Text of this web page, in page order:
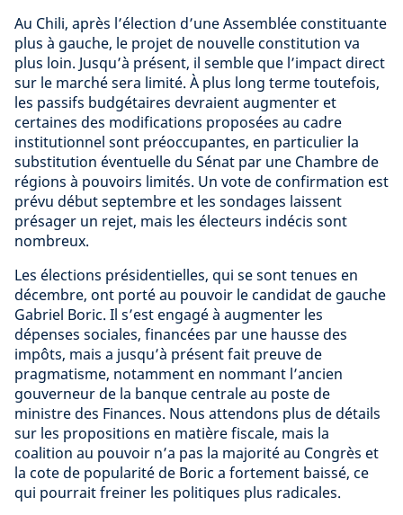
Au Chili, après l’élection d’une Assemblée constituante
plus à gauche, le projet de nouvelle constitution va
plus loin. Jusqu’à présent, il semble que l’impact direct
sur le marché sera limité. À plus long terme toutefois,
les passifs budgétaires devraient augmenter et
certaines des modifications proposées au cadre
institutionnel sont préoccupantes, en particulier la
substitution éventuelle du Sénat par une Chambre de
régions à pouvoirs limités. Un vote de confirmation est
prévu début septembre et les sondages laissent
présager un rejet, mais les électeurs indécis sont
nombreux.
Les élections présidentielles, qui se sont tenues en
décembre, ont porté au pouvoir le candidat de gauche
Gabriel Boric. Il s’est engagé à augmenter les
dépenses sociales, financées par une hausse des
impôts, mais a jusqu’à présent fait preuve de
pragmatisme, notamment en nommant l’ancien
gouverneur de la banque centrale au poste de
ministre des Finances. Nous attendons plus de détails
sur les propositions en matière fiscale, mais la
coalition au pouvoir n’a pas la majorité au Congrès et
la cote de popularité de Boric a fortement baissé, ce
qui pourrait freiner les politiques plus radicales.